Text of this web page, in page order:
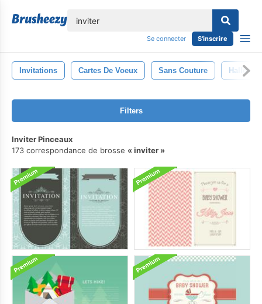
Se connecter S'inscrire
Invitations Cartes De Voeux Sans Couture
Filters
Inviter Pinceaux
173 correspondance de brosse
inviter